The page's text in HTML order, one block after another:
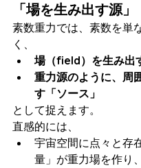
「場を生み出す源」
素数重力では、素数を単
く、
場（field）を生み出
重力源のように、周
す「ソース」
として捉えます。
直感的には、
宇宙空間に点々と存
量」が重力場を作り、